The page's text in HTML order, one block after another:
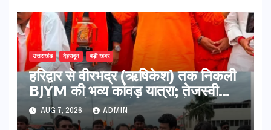
उत्तराखंड देहरादून बड़ी खबर
​हरिद्वार से वीरभद्र (ऋषिकेश) तक निकली
BJYM की भव्य कांवड़ यात्रा; तेजस्वी
सूर्या ने की देश व प्रदेशवासियों के कल्याण
की कामना
AUG 7, 2026 ADMIN